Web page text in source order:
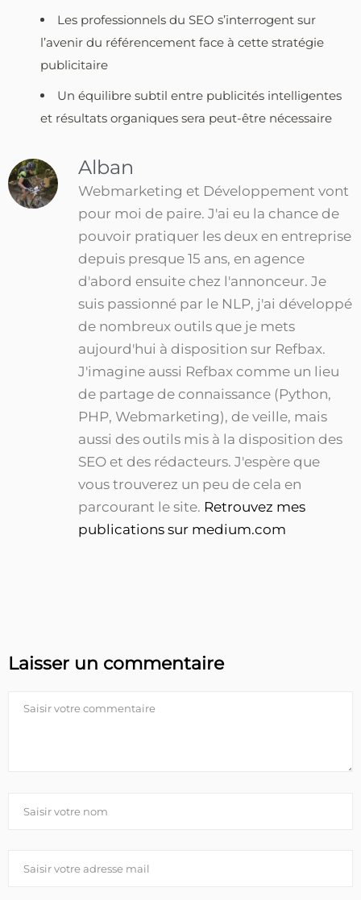
Les professionnels du SEO s’interrogent sur
l’avenir du référencement face à cette stratégie
publicitaire
Un équilibre subtil entre publicités intelligentes
et résultats organiques sera peut-être nécessaire
Alban
Webmarketing et Développement vont
pour moi de paire. J'ai eu la chance de
pouvoir pratiquer les deux en entreprise
depuis presque 15 ans, en agence
d'abord ensuite chez l'annonceur. Je
suis passionné par le NLP, j'ai développé
de nombreux outils que je mets
aujourd'hui à disposition sur Refbax.
J'imagine aussi Refbax comme un lieu
de partage de connaissance (Python,
PHP, Webmarketing), de veille, mais
aussi des outils mis à la disposition des
SEO et des rédacteurs. J'espère que
vous trouverez un peu de cela en
parcourant le site. Retrouvez mes
publications sur medium.com
Laisser un commentaire